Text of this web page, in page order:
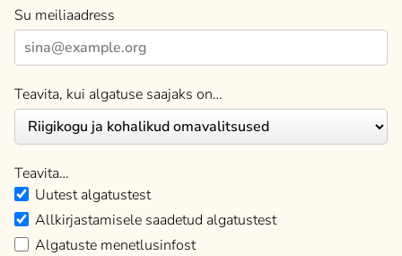
Su meiliaadress
Teavita, kui algatuse saajaks on…
Teavita…
Uutest algatustest
Allkirjastamisele saadetud algatustest
Algatuste menetlusinfost